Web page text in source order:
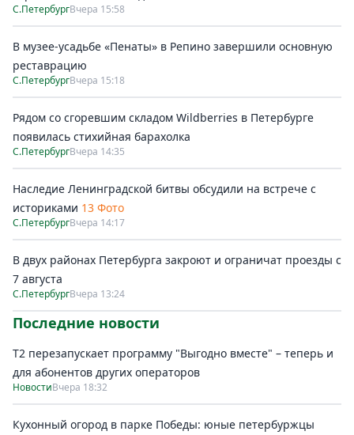
С.ПетербургВчера 15:58
В музее-усадьбе «Пенаты» в Репино завершили основную
реставрацию
С.ПетербургВчера 15:18
Рядом со сгоревшим складом Wildberries в Петербурге
появилась стихийная барахолка
С.ПетербургВчера 14:35
Наследие Ленинградской битвы обсудили на встрече с
историками 13 Фото
С.ПетербургВчера 14:17
В двух районах Петербурга закроют и ограничат проезды с
7 августа
С.ПетербургВчера 13:24
Последние новости
Т2 перезапускает программу "Выгодно вместе" – теперь и
для абонентов других операторов
НовостиВчера 18:32
Кухонный огород в парке Победы: юные петербуржцы